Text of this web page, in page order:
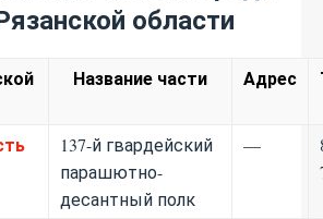
области
Название части Адрес
137-й гвардейский
парашютно-
десантный полк
—